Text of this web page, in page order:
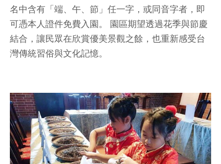
名中含有「端、午、節」任一字，或同音字者，即
可憑本人證件免費入園。 園區期望透過花季與節慶
結合，讓民眾在欣賞優美景觀之餘，也重新感受台
灣傳統習俗與文化記憶。